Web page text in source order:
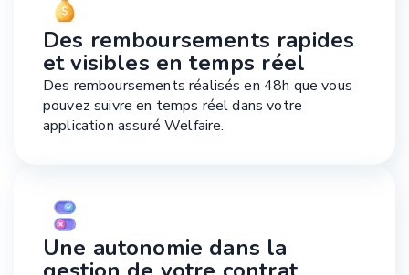
Des remboursements rapides
et visibles en temps réel
Des remboursements réalisés en 48h que vous
pouvez suivre en temps réel dans votre
application assuré Welfaire.
Une autonomie dans la